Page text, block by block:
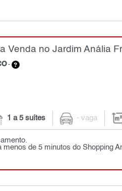
Venda no Jardim Anália
-
1 a 5 suítes - vaga
menos de 5 minutos do Shopping